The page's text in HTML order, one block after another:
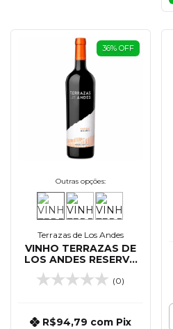
36% OFF
Outras opções:
Terrazas de Los Andes
VINHO TERRAZAS DE
LOS ANDES RESERVA
MALBEC 750 ML
(0)
R$94,79 com Pix